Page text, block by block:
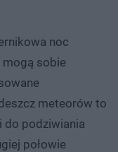
noc
mogą sobie
meteorów to
do podziwiania
połowie